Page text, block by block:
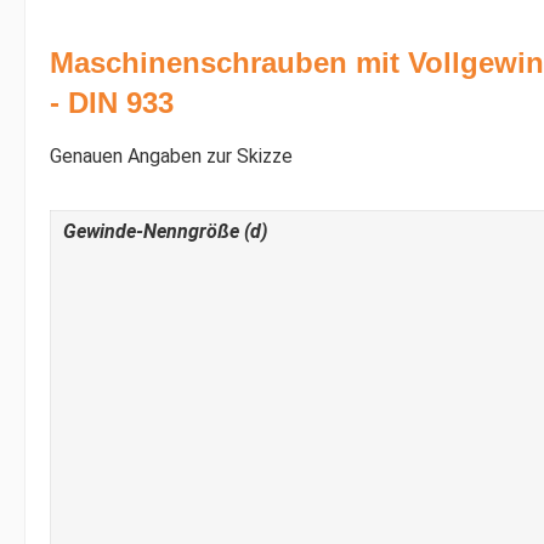
Maschinenschrauben mit
- DIN 933
Genauen Angaben zur Skizze
Gewinde-Nenngröße (d)